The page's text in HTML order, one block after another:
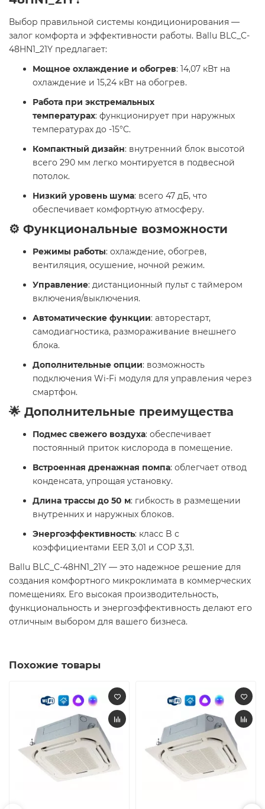
Выбор правильной системы кондиционирования —
залог комфорта и эффективности работы. Ballu BLC_C-
48HN1_21Y предлагает:
Мощное охлаждение и обогрев: 14,07 кВт на
охлаждение и 15,24 кВт на обогрев.
Работа при экстремальных
температурах: функционирует при наружных
температурах до -15°C.
Компактный дизайн: внутренний блок высотой
всего 290 мм легко монтируется в подвесной
потолок.
Низкий уровень шума: всего 47 дБ, что
обеспечивает комфортную атмосферу.
⚙️ Функциональные возможности
Режимы работы: охлаждение, обогрев,
вентиляция, осушение, ночной режим.
Управление: дистанционный пульт с таймером
включения/выключения.
Автоматические функции: авторестарт,
самодиагностика, размораживание внешнего
блока.
Дополнительные опции: возможность
подключения Wi-Fi модуля для управления через
смартфон.
🌟 Дополнительные преимущества
Подмес свежего воздуха: обеспечивает
постоянный приток кислорода в помещение.
Встроенная дренажная помпа: облегчает отвод
конденсата, упрощая установку.
Длина трассы до 50 м: гибкость в размещении
внутренних и наружных блоков.
Энергоэффективность: класс B с
коэффициентами EER 3,01 и COP 3,31.
Ballu BLC_C-48HN1_21Y — это надежное решение для
создания комфортного микроклимата в коммерческих
помещениях. Его высокая производительность,
функциональность и энергоэффективность делают его
отличным выбором для вашего бизнеса.
Похожие товары